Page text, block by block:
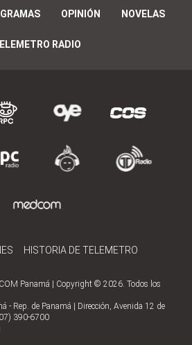
OPINIÓN NOVELAS
RADIO
HISTORIA DE TELEMETRO
Panamá | Copyright © 2026. Todos los
- Rep. de Panamá | Dirección, Avenida 12 de
390-6700